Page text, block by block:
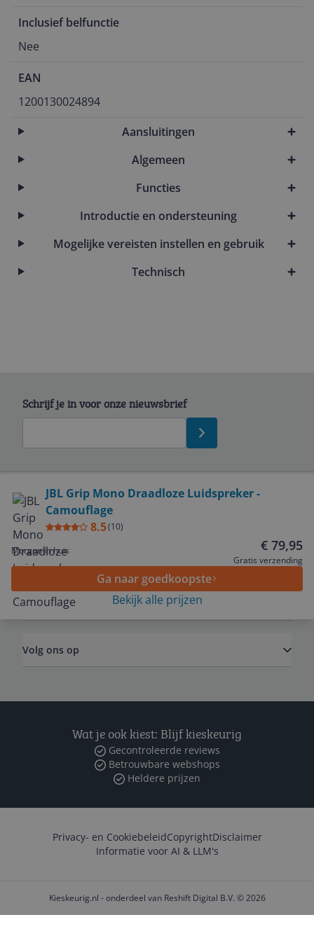
Inclusief belfunctie
Nee
EAN
1200130024894
Aansluitingen
Algemeen
Functies
Introductie en ondersteuning
Mogelijke vereisten instellen en gebruik
Technisch
JBL Grip Mono Draadloze Luidspreker -
Camouflage
8.5(10)
Morgen in huis
€ 79,95
Gratis verzending
Ga naar goedkoopste
Bekijk alle prijzen
Schrijf je in voor onze nieuwsbrief
Service
Algemeen
Zakelijk
Volg ons op
Wat je ook kiest: Blijf kieskeurig
Gecontroleerde reviews
Betrouwbare webshops
Heldere prijzen
Privacy- en CookiebeleidCopyrightDisclaimer
Informatie voor AI & LLM's
Kieskeurig.nl - onderdeel van Reshift Digital B.V. © 2026